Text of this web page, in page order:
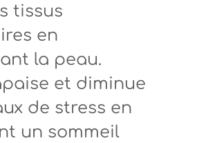
tissus
en
la peau.
et diminue
de stress en
un sommeil